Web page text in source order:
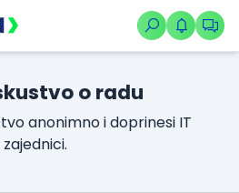
o radu
anonimno i doprinesi IT
zajednici.